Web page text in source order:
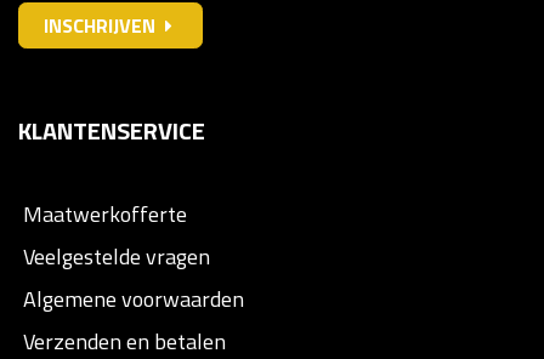
INSCHRIJVEN
KLANTENSERVICE
Maatwerkofferte
Veelgestelde vragen
Algemene voorwaarden
Verzenden en betalen